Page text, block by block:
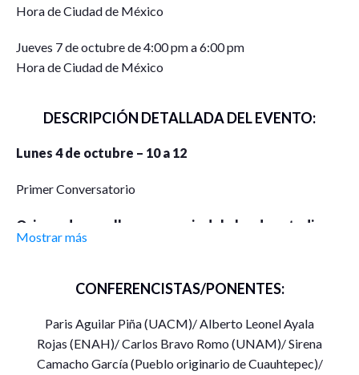
Hora de Ciudad de México
Jueves 7 de octubre de 4:00 pm a 6:00 pm
Hora de Ciudad de México
DESCRIPCIÓN DETALLADA DEL EVENTO:
Lunes 4 de octubre – 10 a 12
Primer Conversatorio
Origen, desarrollo y presencia del plan de estudios y
del Seminario Permanente de Socioantropología
Objetivo: Recuperar las motivaciones y circunstancias que
decisiones y experiencias durante su implementación en el
contexto del proyecto de la UACM y los debates
contemporáneos de las Ciencias sociales.
Mostrar más
CONFERENCISTAS/PONENTES:
Paris Aguilar Piña (UACM)/ Alberto Leonel Ayala
Rojas (ENAH)/ Carlos Bravo Romo (UNAM)/ Sirena
Camacho García (Pueblo originario de Cuauhtepec)/